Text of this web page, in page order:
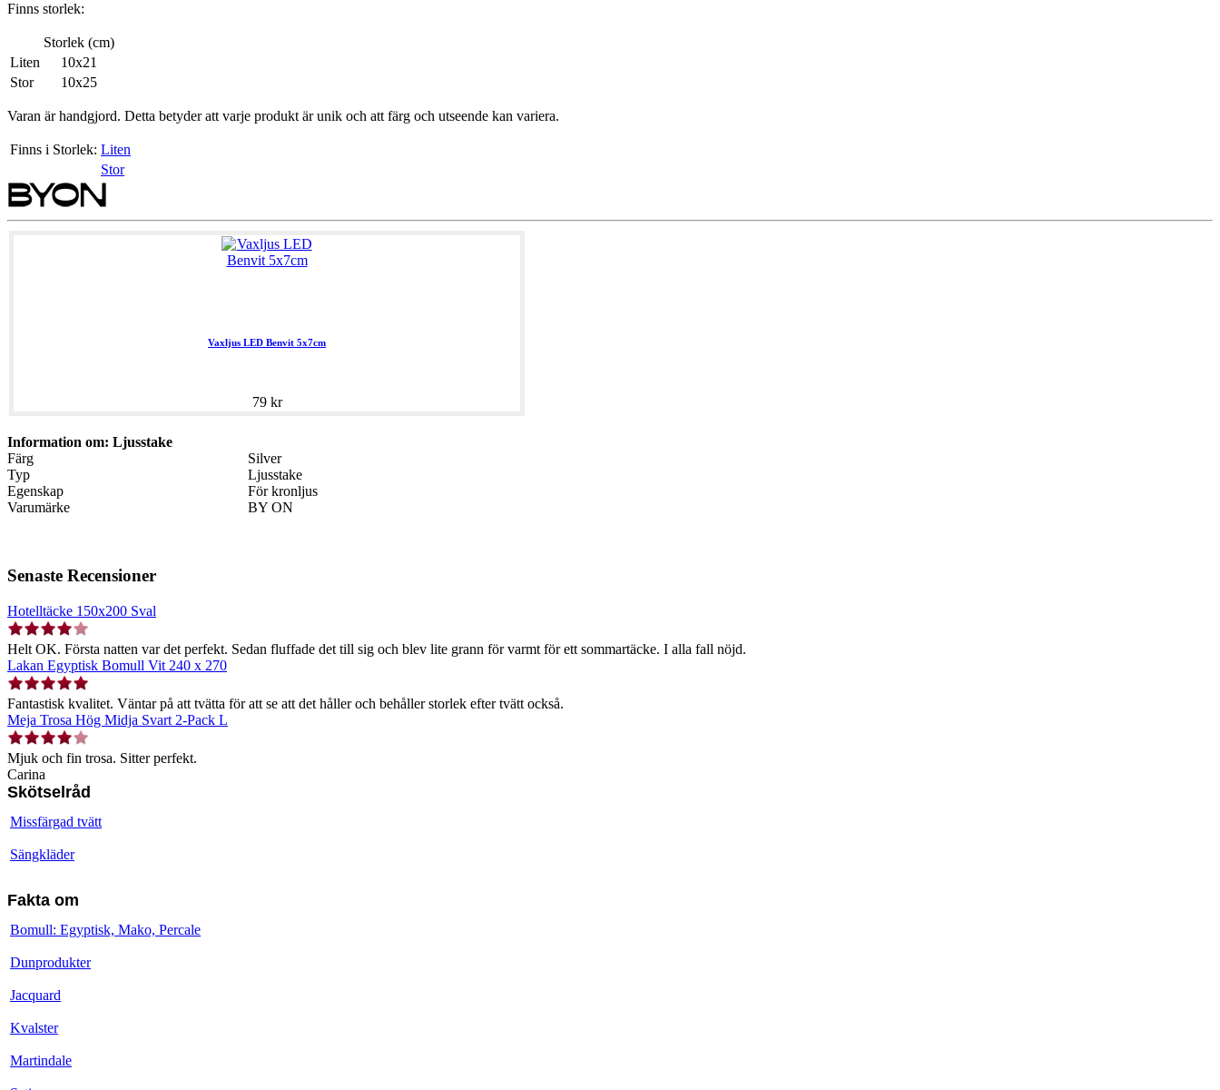
Finns storlek:
Storlek (cm)
Liten
10x21
Stor
10x25
Varan är handgjord. Detta betyder att varje produkt är unik och att färg och utseende kan variera.
Finns i Storlek: Liten
Stor
Vaxljus LED Benvit 5x7cm
79 kr
Information om: Ljusstake
Färg
Silver
Typ
Ljusstake
Egenskap
För kronljus
Varumärke
BY ON
Senaste Recensioner
Hotelltäcke 150x200 Sval
Helt OK. Första natten var det perfekt. Sedan fluffade det till sig och blev lite grann för varmt för ett sommartäcke. I alla fall nöjd.
Lakan Egyptisk Bomull Vit 240 x 270
Fantastisk kvalitet. Väntar på att tvätta för att se att det håller och behåller storlek efter tvätt också.
Meja Trosa Hög Midja Svart 2-Pack L
Mjuk och fin trosa. Sitter perfekt.
Carina
Skötselråd
Missfärgad tvätt
Sängkläder
Fakta om
Bomull: Egyptisk, Mako, Percale
Dunprodukter
Jacquard
Kvalster
Martindale